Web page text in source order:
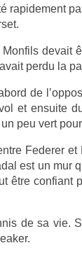
rapide­ment
de­vait
perdu la
de
et en­suite
peu vert
Feder­er
est un mur
être con­fiant
de sa vie.